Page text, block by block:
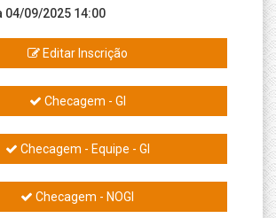
04/09/2025 14:00
Editar Inscrição
Checagem - GI
Checagem - Equipe - GI
Checagem - NOGI